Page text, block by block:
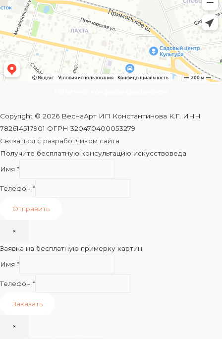
Copyright © 2026 ВеснаАрт ИП Константинова К.Г. ИНН
782614517901 ОГРН 320470400053279
Связаться с разработчиком сайта
Получите бесплатную консультацию искусствоведа
Имя *
Телефон *
Отправить
×
Заявка на бесплатную примерку картин
Имя *
Телефон *
Заказать
×